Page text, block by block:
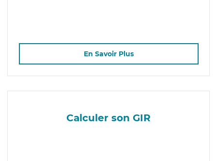
En Savoir Plus
Calculer son GIR